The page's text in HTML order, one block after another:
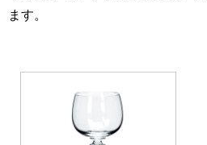
ます。